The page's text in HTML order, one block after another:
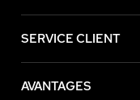
SERVICE CLIENT
AVANTAGES